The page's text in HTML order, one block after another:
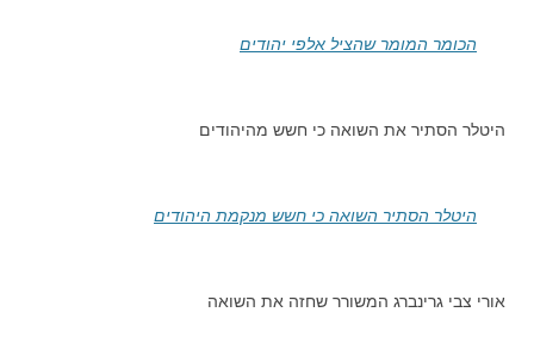
הכומר המומר שהציל אלפי יהודים
היטלר הסתיר את השואה כי חשש מהיהודים
היטלר הסתיר השואה כי חשש מנקמת היהודים
אורי צבי גרינברג המשורר שחזה את השואה